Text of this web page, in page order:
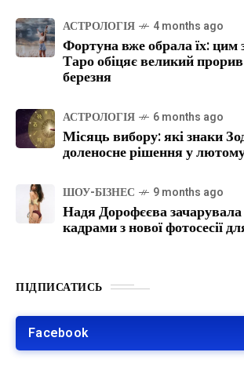
АСТРОЛОГІЯ 4 months ago
Фортуна вже обрала їх: цим
Таро обіцяє великий
березня
АСТРОЛОГІЯ 6 months ago
Місяць вибору: які знаки
доленосне рішення у
ШОУ-БІЗНЕС 9 months ago
Надя Дорофєєва
кадрами з нової фотосесії
ПІДПИСАТИСЬ
Facebook